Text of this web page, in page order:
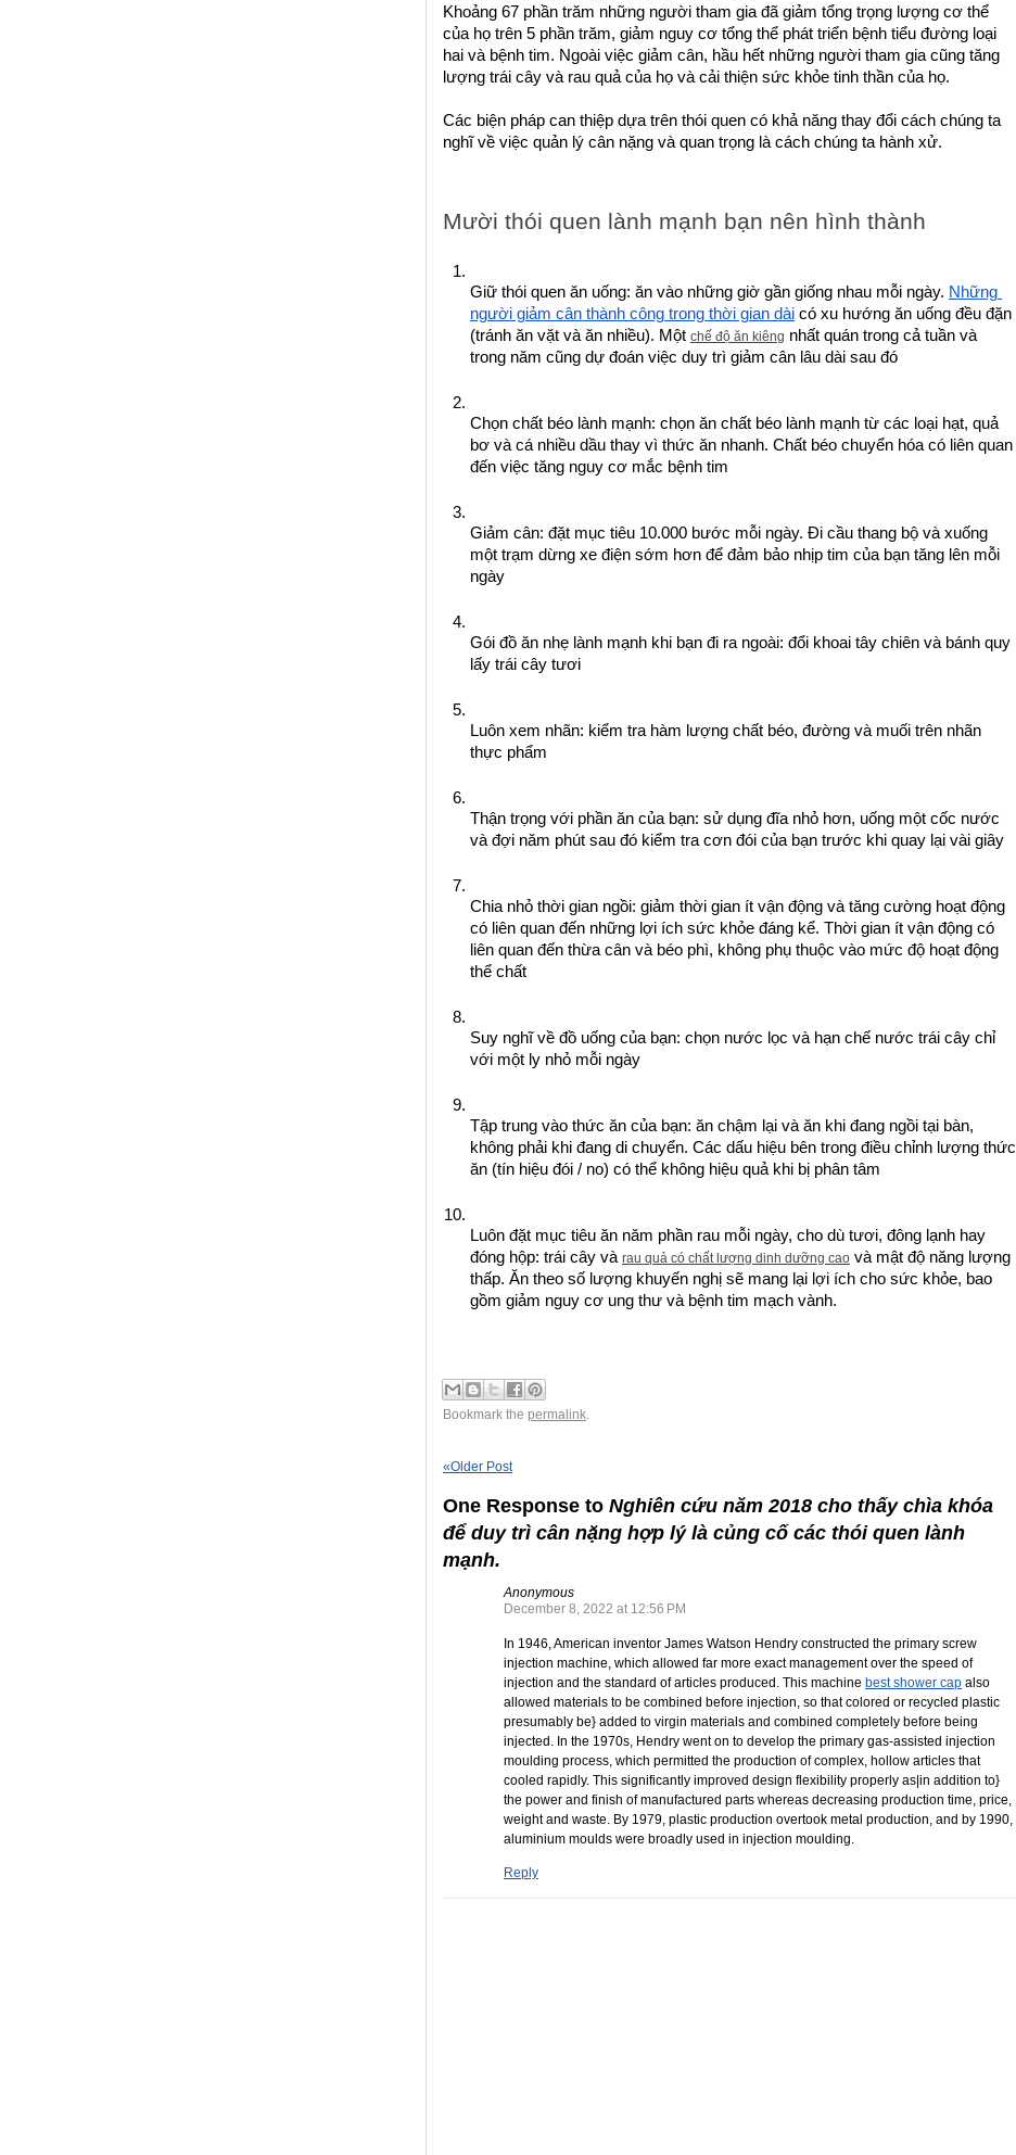
Khoảng 67 phần trăm những người tham gia đã giảm tổng trọng lượng cơ thể
của họ trên 5 phần trăm, giảm nguy cơ tổng thể phát triển bệnh tiểu đường loại
hai và bệnh tim. Ngoài việc giảm cân, hầu hết những người tham gia cũng tăng
lượng trái cây và rau quả của họ và cải thiện sức khỏe tinh thần của họ.
Các biện pháp can thiệp dựa trên thói quen có khả năng thay đổi cách chúng ta
nghĩ về việc quản lý cân nặng và quan trọng là cách chúng ta hành xử.
Mười thói quen lành mạnh bạn nên hình thành
Giữ thói quen ăn uống: ăn vào những giờ gần giống nhau mỗi ngày. Những
người giảm cân thành công trong thời gian dài có xu hướng ăn uống đều đặn
(tránh ăn vặt và ăn nhiều). Một chế độ ăn kiêng nhất quán trong cả tuần và
trong năm cũng dự đoán việc duy trì giảm cân lâu dài sau đó
Chọn chất béo lành mạnh: chọn ăn chất béo lành mạnh từ các loại hạt, quả
bơ và cá nhiều dầu thay vì thức ăn nhanh. Chất béo chuyển hóa có liên quan
đến việc tăng nguy cơ mắc bệnh tim
Giảm cân: đặt mục tiêu 10.000 bước mỗi ngày. Đi cầu thang bộ và xuống
một trạm dừng xe điện sớm hơn để đảm bảo nhịp tim của bạn tăng lên mỗi
ngày
Gói đồ ăn nhẹ lành mạnh khi bạn đi ra ngoài: đổi khoai tây chiên và bánh quy
lấy trái cây tươi
Luôn xem nhãn: kiểm tra hàm lượng chất béo, đường và muối trên nhãn
thực phẩm
Thận trọng với phần ăn của bạn: sử dụng đĩa nhỏ hơn, uống một cốc nước
và đợi năm phút sau đó kiểm tra cơn đói của bạn trước khi quay lại vài giây
Chia nhỏ thời gian ngồi: giảm thời gian ít vận động và tăng cường hoạt động
có liên quan đến những lợi ích sức khỏe đáng kể. Thời gian ít vận động có
liên quan đến thừa cân và béo phì, không phụ thuộc vào mức độ hoạt động
thể chất
Suy nghĩ về đồ uống của bạn: chọn nước lọc và hạn chế nước trái cây chỉ
với một ly nhỏ mỗi ngày
Tập trung vào thức ăn của bạn: ăn chậm lại và ăn khi đang ngồi tại bàn,
không phải khi đang di chuyển. Các dấu hiệu bên trong điều chỉnh lượng thức
ăn (tín hiệu đói / no) có thể không hiệu quả khi bị phân tâm
Luôn đặt mục tiêu ăn năm phần rau mỗi ngày, cho dù tươi, đông lạnh hay
đóng hộp: trái cây và rau quả có chất lượng dinh dưỡng cao và mật độ năng lượng
thấp. Ăn theo số lượng khuyến nghị sẽ mang lại lợi ích cho sức khỏe, bao
gồm giảm nguy cơ ung thư và bệnh tim mạch vành.
Bookmark the permalink.
«Older Post
One Response to Nghiên cứu năm 2018 cho thấy chìa khóa
để duy trì cân nặng hợp lý là củng cố các thói quen lành
mạnh.
Anonymous
December 8, 2022 at 12:56 PM
In 1946, American inventor James Watson Hendry constructed the primary screw
injection machine, which allowed far more exact management over the speed of
injection and the standard of articles produced. This machine best shower cap also
allowed materials to be combined before injection, so that colored or recycled plastic
presumably be} added to virgin materials and combined completely before being
injected. In the 1970s, Hendry went on to develop the primary gas-assisted injection
moulding process, which permitted the production of complex, hollow articles that
cooled rapidly. This significantly improved design flexibility properly as|in addition to}
the power and finish of manufactured parts whereas decreasing production time, price,
weight and waste. By 1979, plastic production overtook metal production, and by 1990,
aluminium moulds were broadly used in injection moulding.
Reply